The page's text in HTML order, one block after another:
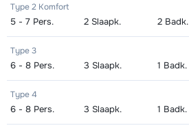
Zilver Schoenen (8 dagen)
Zilver Snowboard + Boots (8 dagen)
Zilver Snowboard (8 dagen)
Zilver Boots (8 dagen)
Type 2 Komfort
5 - 7 Pers. 2 Slaapk. 2 Badk.
Type 3
6 - 8 Pers. 3 Slaapk. 1 Badk.
Type 4
6 - 8 Pers. 3 Slaapk. 1 Badk.